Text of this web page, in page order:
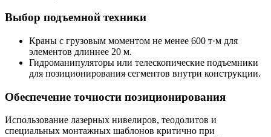
Выбор подъемной техники
Краны с грузовым моментом не менее 600 т·м для
элементов длиннее 20 м.
Гидроманипуляторы или телескопические подъемники
для позиционирования сегментов внутри конструкции.
Обеспечение точности позиционирования
Использование лазерных нивелиров, теодолитов и
специальных монтажных шаблонов критично при